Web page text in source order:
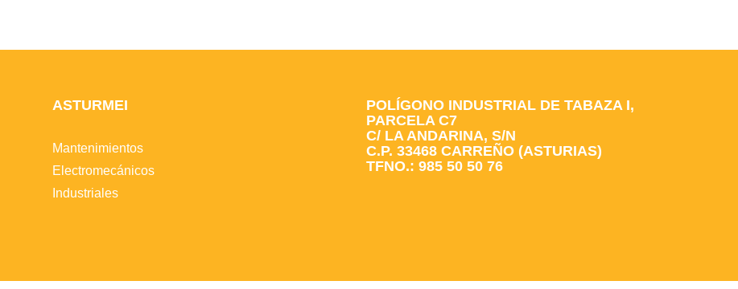
ASTURMEI
Mantenimientos
Electromecánicos
Industriales
POLÍGONO INDUSTRIAL DE TABAZA I,
PARCELA C7
C/ LA ANDARINA, S/N
C.P. 33468 CARREÑO (ASTURIAS)
TFNO.: 985 50 50 76